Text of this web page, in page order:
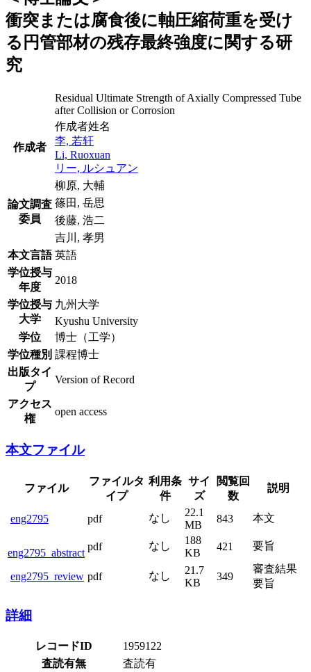
衝突または腐食後に軸圧縮荷重を受け
る円管部材の残存最終強度に関する研
究
Residual Ultimate Strength of Axially Compressed Tube
after Collision or Corrosion
作成者
作成者姓名
李, 若轩
Li, Ruoxuan
リー, ルシュアン
論文調査
委員
柳原, 大輔
篠田, 岳思
後藤, 浩二
吉川, 孝男
本文言語 英語
学位授与
年度
2018
学位授与
大学
九州大学
Kyushu University
学位
博士（工学）
学位種別 課程博士
出版タイ
プ
Version of Record
アクセス
権
open access
本文ファイル
ファイル
ファイルタ
イプ
利用条
件
サイ
ズ
閲覧回
数
説明
eng2795 pdf なし
22.1
MB
843 本文
eng2795_abstract
pdf なし
188
KB
421 要旨
eng2795_review pdf なし
21.7
KB
349
審査結果
要旨
詳細
レコードID
1959122
査読有無
査読有